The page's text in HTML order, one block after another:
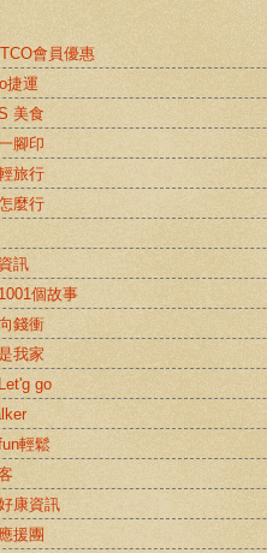
會員優惠
捷運
美食
腳印
旅行
麼行
訊
個故事
錢衝
我家
go
輕鬆
康資訊
援團